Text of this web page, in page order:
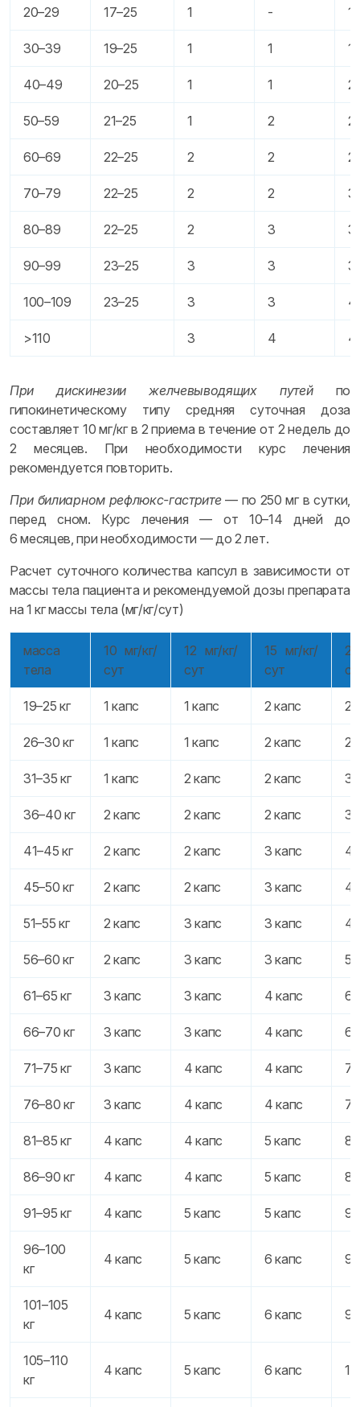
20–29 17–25 1 - 1
30–39 19–25 1 1 1
40–49 20–25 1 1 2
50–59 21–25 1 2 2
60–69 22–25 2 2 2
70–79 22–25 2 2 3
80–89 22–25 2 3 3
90–99 23–25 3 3 3
100–109 23–25 3 3 4
>110 3 4 4
При дискинезии желчевыводящих путейпо
гипокинетическому типу средняя суточная доза
составляет 10 мг/кг в 2 приема в течение от 2 недель до
2 месяцев. При необходимости курс лечения
рекомендуется повторить.
При билиарном рефлюкс-гастрите— по 250 мг в сутки,
перед сном. Курс лечения — от 10–14 дней до
6 месяцев, при необходимости — до 2 лет.
Расчет суточного количества капсул в зависимости от
массы тела пациента и рекомендуемой дозы препарата
на 1 кг массы тела (мг/кг/сут)
масса
тела
10 мг/кг/
сут
12 мг/кг/
сут
15 мг/кг/
сут
19–25 кг 1 капс 1 капс 2 капс 2
26–30 кг 1 капс 1 капс 2 капс 2
31–35 кг 1 капс 2 капс 2 капс 3
36–40 кг 2 капс 2 капс 2 капс 3
41–45 кг 2 капс 2 капс 3 капс 4
45–50 кг 2 капс 2 капс 3 капс 4
51–55 кг 2 капс 3 капс 3 капс 4
56–60 кг 2 капс 3 капс 3 капс 5
61–65 кг 3 капс 3 капс 4 капс 6
66–70 кг 3 капс 3 капс 4 капс 6
71–75 кг 3 капс 4 капс 4 капс 7
76–80 кг 3 капс 4 капс 4 капс 7
81–85 кг 4 капс 4 капс 5 капс 8
86–90 кг 4 капс 4 капс 5 капс 8
91–95 кг 4 капс 5 капс 5 капс 9
96–100
кг
4 капс 5 капс 6 капс 9
101–105
кг
4 капс 5 капс 6 капс 9
105–110
кг
4 капс 5 капс 6 капс